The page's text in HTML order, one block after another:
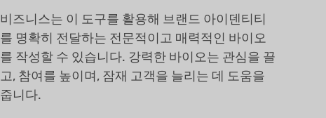
비즈니스는 이 도구를 활용해 브랜드 아이덴티티
를 명확히 전달하는 전문적이고 매력적인 바이오
를 작성할 수 있습니다. 강력한 바이오는 관심을 끌
고, 참여를 높이며, 잠재 고객을 늘리는 데 도움을
줍니다.